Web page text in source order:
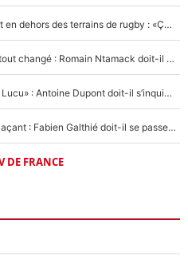
La raison d'être de Matthieu Jalibert en dehors des terrains de rugby : «Ça m'atteint autant que si tu touches à un membre de ma famille»
XV de France - Matthieu Jalibert a tout changé : Romain Ntamack doit-il s’inquiéter pour sa place à un an de la Coupe du monde ?
«Le XV de France est meilleur avec Lucu» : Antoine Dupont doit-il s’inquiéter pour sa place ?
Le XV de France a trouvé son remplaçant : Fabien Galthié doit-il se passer d'Antoine Dupont ?
DE FRANCE